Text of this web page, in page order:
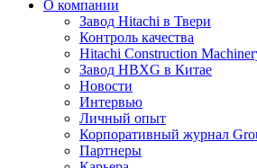
О компании
Завод Hitachi в Твери
Контроль качества
Hitachi Construction
Завод HBXG в Китае
Новости
Интервью
Личный опыт
Корпоративный журнал
Партнеры